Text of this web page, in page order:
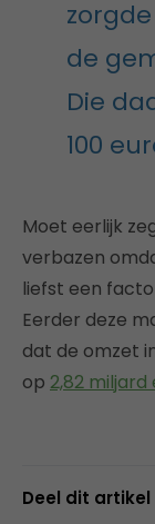
de
Die
100
Moet eerlijk
verbazen
liefst een
Eerder deze
dat de omzet
op 2,82 miljard
Deel dit artikel